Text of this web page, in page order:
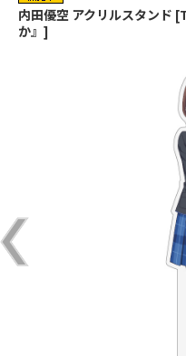
内田優空 アクリルスタンド
か』]